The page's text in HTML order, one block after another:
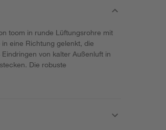
toom in runde Lüftungsrohre mit
eine Richtung gelenkt, die
von kalter Außenluft in
Die robuste